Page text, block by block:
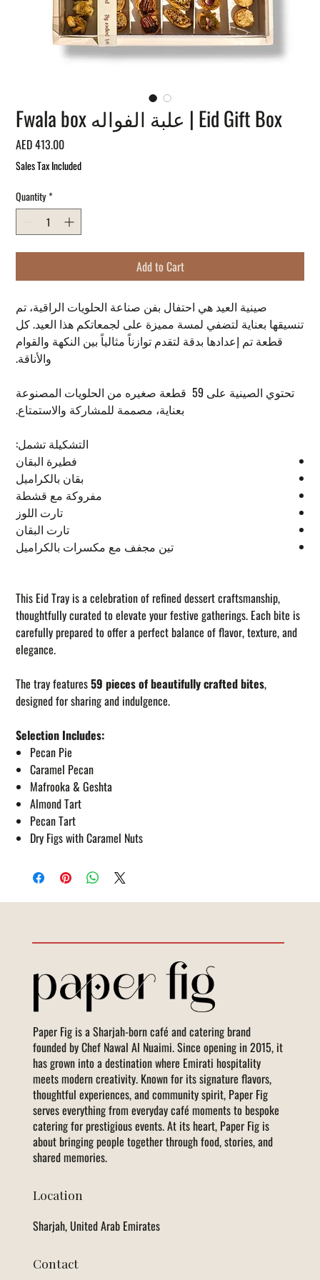
Fwala box علبة الفواله | Eid Gift Box
AED 413.00Price
Sales Tax Included
Quantity*
Add to Cart
صينية العيد هي احتفال بفن صناعة الحلويات الراقية، تم
تنسيقها بعناية لتضفي لمسة مميزة على لجمعاتكم هذا العيد. كل
قطعة تم إعدادها بدقة لتقدم توازناً مثالياً بين النكهة والقوام
والأناقة.
تحتوي الصينية على 59 قطعة صغيره من الحلويات المصنوعة
بعناية، مصممة للمشاركة والاستمتاع.
التشكيلة تشمل:
فطيرة البقان
بقان بالكراميل
مفروكة مع قشطة
تارت اللوز
تارت البقان
تين مجفف مع مكسرات بالكراميل
This Eid Tray is a celebration of refined dessert craftsmanship,
thoughtfully curated to elevate your festive gatherings. Each bite is
carefully prepared to offer a perfect balance of flavor, texture, and
elegance.
The tray features59 pieces of beautifully crafted bites,
designed for sharing and indulgence.
Selection Includes:
Pecan Pie
Caramel Pecan
Mafrooka & Geshta
Almond Tart
Pecan Tart
Dry Figs with Caramel Nuts
Paper Fig is a Sharjah-born café and catering brand
founded by Chef Nawal Al Nuaimi. Since opening in 2015, it
has grown into a destination where Emirati hospitality
meets modern creativity. Known for its signature flavors,
thoughtful experiences, and community spirit, Paper Fig
serves everything from everyday café moments to bespoke
catering for prestigious events. At its heart, Paper Fig is
about bringing people together through food, stories, and
shared memories.
Location
Sharjah, United Arab Emirates
Contact